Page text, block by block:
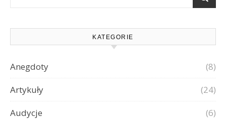
KATEGORIE
Anegdoty
(8)
Artykuły
(24)
Audycje
(6)